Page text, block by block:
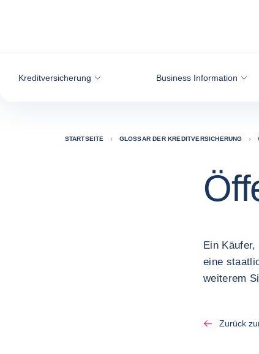
Kreditversicherung Business Information
STARTSEITE GLOSSAR DER KREDITVERSICHERUNG
Ein
eine
weiterem
Zurück